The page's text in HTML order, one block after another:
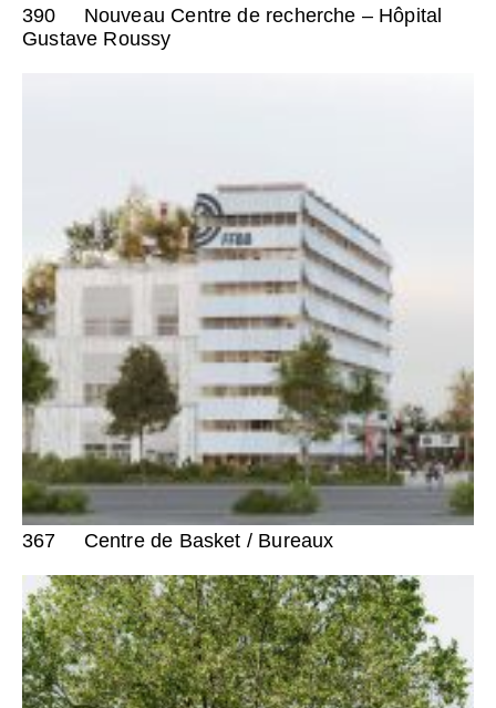
390
Nouveau Centre de recherche – Hôpital
Gustave Roussy
367 Centre de Basket / Bureaux